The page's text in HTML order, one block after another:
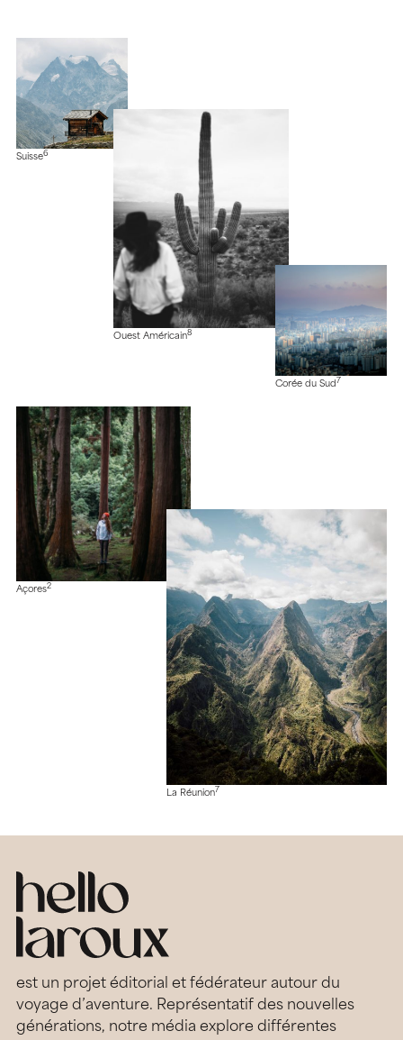
Suisse6
Ouest Américain8
Corée du Sud 7
Açores2
La Réunion7
est un projet éditorial et fédérateur autour du
voyage d’aventure. Représentatif des nouvelles
générations, notre média explore différentes